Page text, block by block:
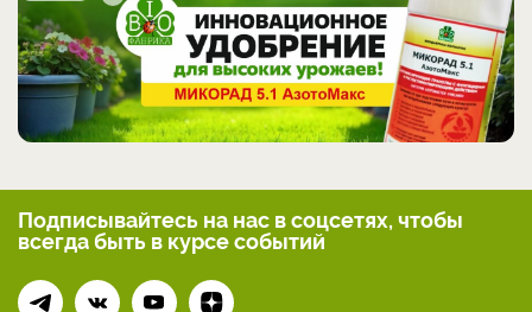
Подписывайтесь на нас в соцсетях, чтобы
всегдабыть в курсе событий